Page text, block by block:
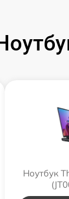
Ноутбук